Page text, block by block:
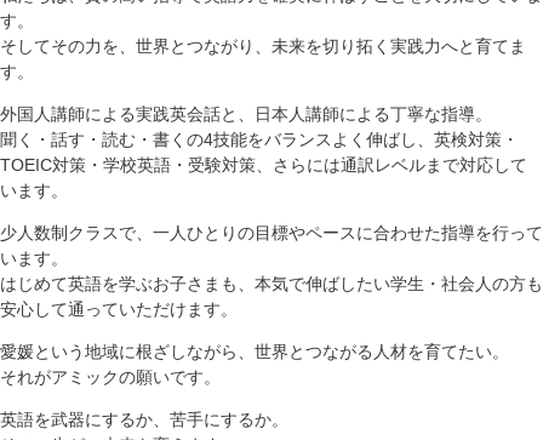
す。
そしてその力を、世界とつながり、未来を切り拓く実践力へと育てま
す。
外国人講師による実践英会話と、日本人講師による丁寧な指導。
聞く・話す・読む・書くの4技能をバランスよく伸ばし、英検対策・
TOEIC対策・学校英語・受験対策、さらには通訳レベルまで対応して
います。
少人数制クラスで、一人ひとりの目標やペースに合わせた指導を行って
います。
はじめて英語を学ぶお子さまも、本気で伸ばしたい学生・社会人の方も
安心して通っていただけます。
愛媛という地域に根ざしながら、世界とつながる人材を育てたい。
それがアミックの願いです。
英語を武器にするか、苦手にするか。